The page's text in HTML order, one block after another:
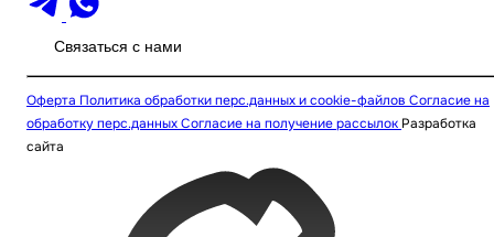
Связаться с нами
Оферта Политика обработки перс.данных и cookie-файлов Согласие на
обработку перс.данныхСогласие на получение рассылок Разработка
сайта